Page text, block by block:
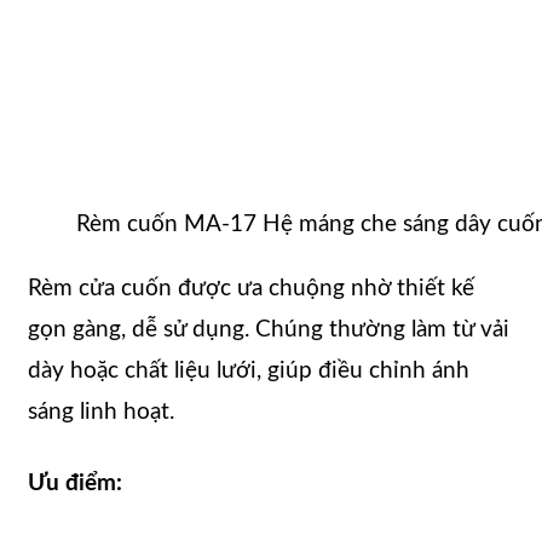
Rèm cuốn MA-17 Hệ máng che sáng dây
Rèm cửa cuốn được ưa chuộng nhờ thiết kế
gọn gàng, dễ sử dụng. Chúng thường làm từ vải
dày hoặc chất liệu lưới, giúp điều chỉnh ánh
sáng linh hoạt.
Ưu điểm: